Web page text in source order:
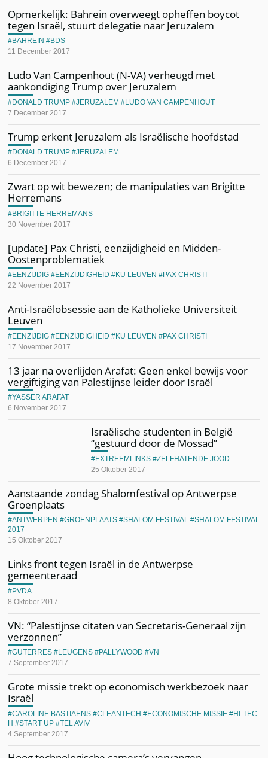
Opmerkelijk: Bahrein overweegt opheffen boycot
tegen Israël, stuurt delegatie naar Jeruzalem
11 December 2017
BAHREIN BDS
Ludo Van Campenhout (N-VA) verheugd met
aankondiging Trump over Jeruzalem
7 December 2017
DONALD TRUMP JERUZALEM LUDO VAN CAMPENHOUT
Trump erkent Jeruzalem als Israëlische hoofdstad
6 December 2017
DONALD TRUMP JERUZALEM
Zwart op wit bewezen; de manipulaties van Brigitte
Herremans
30 November 2017
BRIGITTE HERREMANS
[update] Pax Christi, eenzijdigheid en Midden-
Oostenproblematiek
22 November 2017
EENZIJDIG EENZIJDIGHEID KU LEUVEN PAX CHRISTI
Anti-Israëlobsessie aan de Katholieke Universiteit
Leuven
17 November 2017
EENZIJDIG EENZIJDIGHEID KU LEUVEN PAX CHRISTI
13 jaar na overlijden Arafat: Geen enkel bewijs voor
vergiftiging van Palestijnse leider door Israël
6 November 2017
YASSER ARAFAT
Israëlische studenten in België
“gestuurd door de Mossad”
25 Oktober 2017
EXTREEMLINKS ZELFHATENDE JOOD
Aanstaande zondag Shalomfestival op Antwerpse
Groenplaats
15 Oktober 2017
ANTWERPEN GROENPLAATS SHALOM FESTIVAL
SHALOM FESTIVAL
2017
Links front tegen Israël in de Antwerpse
gemeenteraad
8 Oktober 2017
PVDA
VN: “Palestijnse citaten van Secretaris-Generaal zijn
verzonnen”
7 September 2017
GUTERRES LEUGENS PALLYWOOD VN
Grote missie trekt op economisch werkbezoek naar
Israël
4 September 2017
CAROLINE BASTIAENS CLEANTECH ECONOMISCHE MISSIE
HI-TEC
H
START UP TEL AVIV